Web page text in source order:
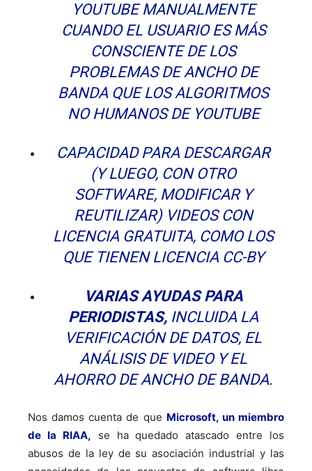
YOUTUBE MANUALMENTE
CUANDO EL USUARIO ES MÁS
CONSCIENTE DE LOS
PROBLEMAS DE ANCHO DE
BANDA QUE LOS ALGORITMOS
NO HUMANOS DE YOUTUBE
CAPACIDAD PARA DESCARGAR
(Y LUEGO, CON OTRO
SOFTWARE, MODIFICAR Y
REUTILIZAR) VIDEOS CON
LICENCIA GRATUITA, COMO LOS
QUE TIENEN LICENCIA CC-BY
VARIAS AYUDAS PARA
PERIODISTAS, INCLUIDA LA
VERIFICACIÓN DE DATOS, EL
ANÁLISIS DE VIDEO Y EL
AHORRO DE ANCHO DE BANDA.
Nos damos cuenta de que Microsoft, un miembro
de la RIAA, se ha quedado atascado entre los
abusos de la ley de su asociación industrial y las